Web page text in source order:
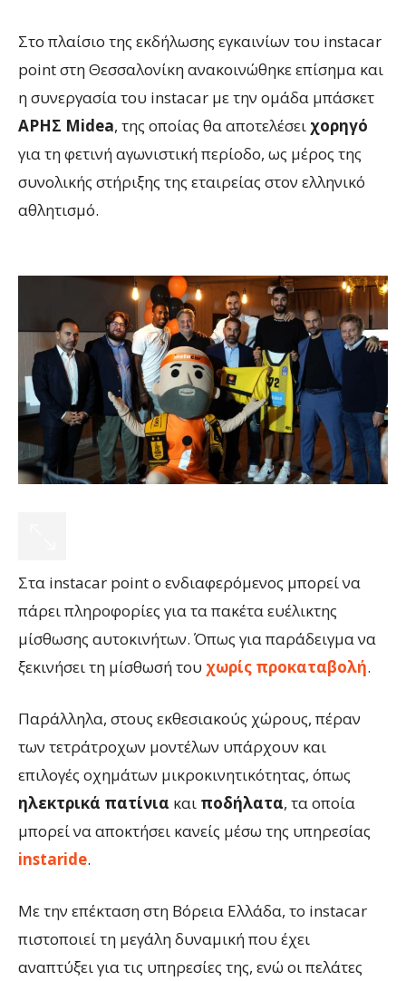
Στο πλαίσιο της εκδήλωσης εγκαινίων του instacar
point στη Θεσσαλονίκη ανακοινώθηκε επίσημα και
η συνεργασία του instacar με την ομάδα μπάσκετ
ΑΡΗΣ Μidea, της οποίας θα αποτελέσει χορηγό
για τη φετινή αγωνιστική περίοδο, ως μέρος της
συνολικής στήριξης της εταιρείας στον ελληνικό
αθλητισμό.
Στα instacar point ο ενδιαφερόμενος μπορεί να
πάρει πληροφορίες για τα πακέτα ευέλικτης
μίσθωσης αυτοκινήτων. Όπως για παράδειγμα να
ξεκινήσει τη μίσθωσή του χωρίς προκαταβολή.
Παράλληλα, στους εκθεσιακούς χώρους, πέραν
των τετράτροχων μοντέλων υπάρχουν και
επιλογές οχημάτων μικροκινητικότητας, όπως
ηλεκτρικά πατίνια και ποδήλατα, τα οποία
μπορεί να αποκτήσει κανείς μέσω της υπηρεσίας
instaride.
Με την επέκταση στη Βόρεια Ελλάδα, το instacar
πιστοποιεί τη μεγάλη δυναμική που έχει
αναπτύξει για τις υπηρεσίες της, ενώ οι πελάτες